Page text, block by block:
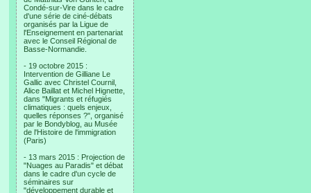
Condé-sur-Vire dans le cadre
d'une série de ciné-débats
organisés par la Ligue de
l'Enseignement en partenariat
avec le Conseil Régional de
Basse-Normandie.
- 19 octobre 2015 :
Intervention de Gilliane Le
Gallic avec Christel Cournil,
Alice Baillat et Michel Hignette,
dans "Migrants et réfugiés
climatiques : quels enjeux,
quelles réponses ?", organisé
par le Bondyblog, au Musée
de l'Histoire de l'immigration
(Paris)
- 13 mars 2015 : Projection de
"Nuages au Paradis" et débat
dans le cadre d'un cycle de
séminaires sur
"développement durable et